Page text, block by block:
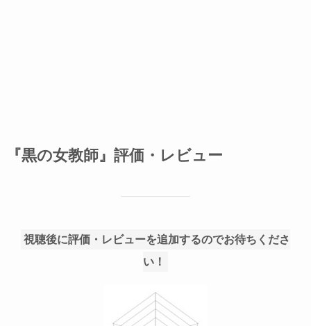
『黒の女教師』評価・レビュー
視聴後に評価・レビューを追加するのでお待ちくださ
い！